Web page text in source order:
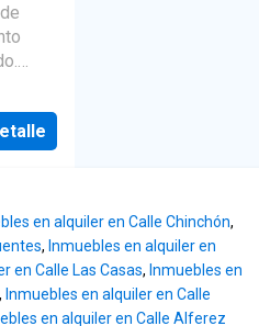
•
o
y
📍
la
📍
en alquiler en Calle Chinchón,
, Inmuebles en alquiler en
en Calle Las Casas, Inmuebles en
, Inmuebles en alquiler en Calle
en alquiler en Calle Alferez